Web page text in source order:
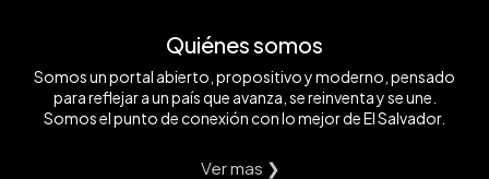
Quiénes somos
Somos un portal abierto, propositivo y moderno, pensado
para reflejar a un país que avanza, se reinventa y se une.
Somos el punto de conexión con lo mejor de El Salvador.
Ver mas ❯